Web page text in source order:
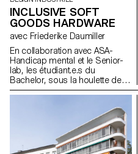
INCLUSIVE SOFT
GOODS HARDWARE
avec Friederike Daumiller
En collaboration avec ASA-
Handicap mental et le Senior-
lab, les étudiant.e.s du
Bachelor, sous la houlette de la
designer Friederike Daumiller,
pièces de fermeture et de
systèmes de fixation pour
vêtements, sacs et accessoires
à porter qui facilitent leur
utilisation, contribuant ainsi à